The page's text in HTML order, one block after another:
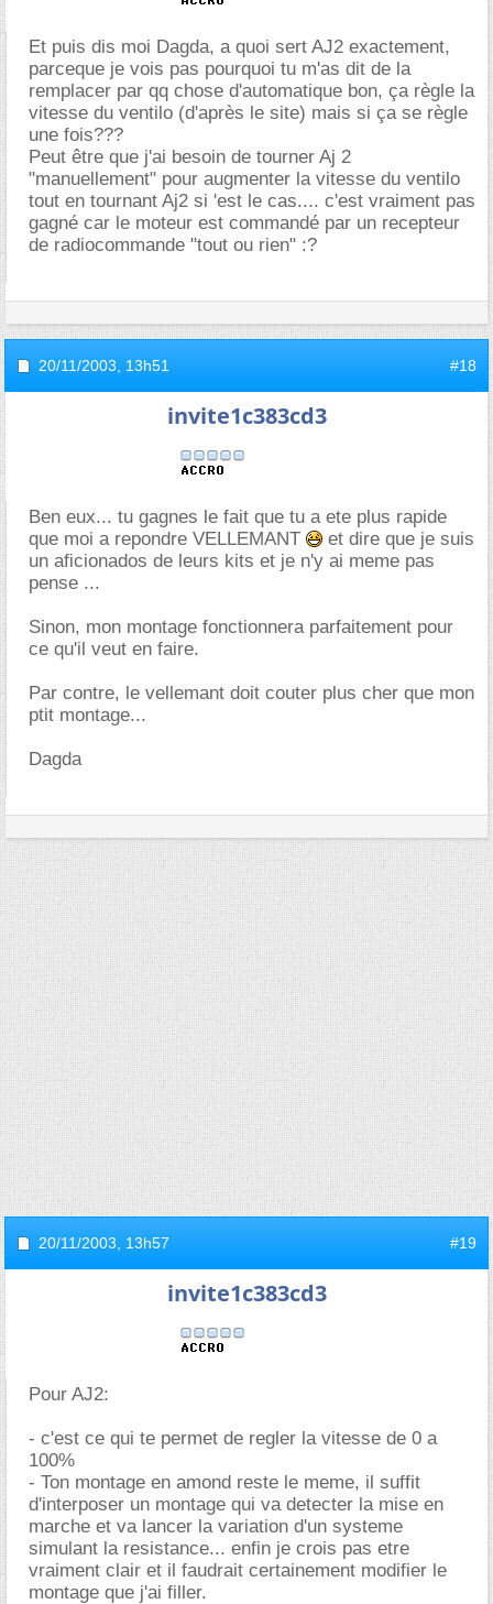
Et puis dis moi Dagda, a quoi sert AJ2 exactement,
parceque je vois pas pourquoi tu m'as dit de la
remplacer par qq chose d'automatique bon, ça règle la
vitesse du ventilo (d'après le site) mais si ça se règle
une fois???
Peut être que j'ai besoin de tourner Aj 2
"manuellement" pour augmenter la vitesse du ventilo
tout en tournant Aj2 si 'est le cas.... c'est vraiment pas
gagné car le moteur est commandé par un recepteur
de radiocommande "tout ou rien" :?
20/11/2003, 13h51 #18
invite1c383cd3
Ben eux... tu gagnes le fait que tu a ete plus rapide
que moi a repondre VELLEMANT
et dire que je suis
un aficionados de leurs kits et je n'y ai meme pas
pense ...
Sinon, mon montage fonctionnera parfaitement pour
ce qu'il veut en faire.
Par contre, le vellemant doit couter plus cher que mon
ptit montage...
Dagda
20/11/2003, 13h57 #19
invite1c383cd3
Pour AJ2:
- c'est ce qui te permet de regler la vitesse de 0 a
100%
- Ton montage en amond reste le meme, il suffit
d'interposer un montage qui va detecter la mise en
marche et va lancer la variation d'un systeme
simulant la resistance... enfin je crois pas etre
vraiment clair et il faudrait certainement modifier le
montage que j'ai filler.